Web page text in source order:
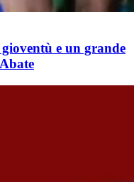
e un grande